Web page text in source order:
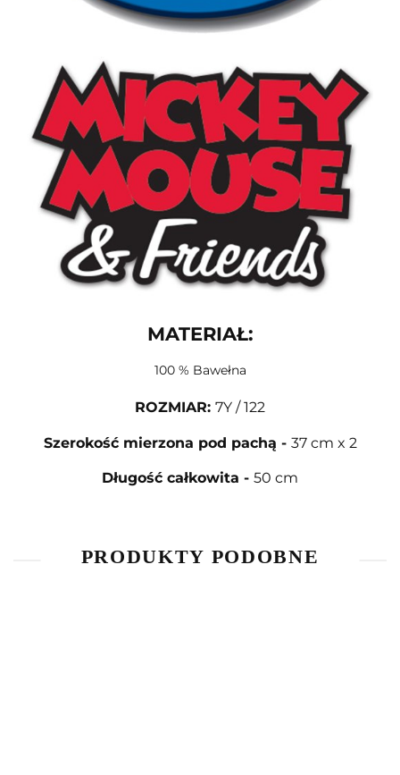
MATERIAŁ:
100 % Bawełna
ROZMIAR: 7Y / 122
Szerokość mierzona pod pachą - 37 cm x 2
Długość całkowita - 50 cm
PRODUKTY PODOBNE